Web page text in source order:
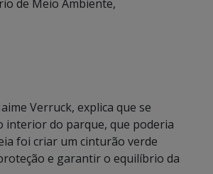
Verruck, explica que se
interior do parque, que poderia
foi criar um cinturão verde
e garantir o equilíbrio da